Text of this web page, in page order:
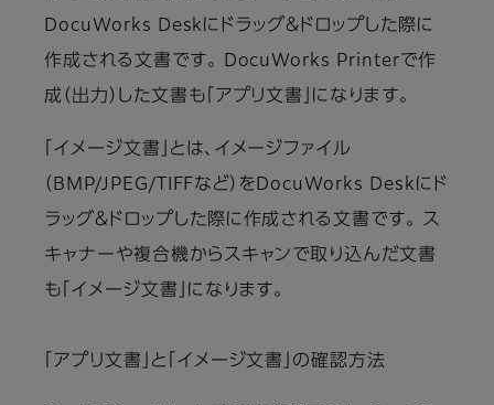
DocuWorks Deskにドラッグ＆ドロップした際に
作成される文書です。 DocuWorks Printerで作
成（出力）した文書も「アプリ文書」になります。
「イメージ文書」とは、イメージファイル
（BMP/JPEG/TIFFなど）をDocuWorks Deskにド
ラッグ＆ドロップした際に作成される文書です。 ス
キャナーや複合機からスキャンで取り込んだ文書
も「イメージ文書」になります。
「アプリ文書」と「イメージ文書」の確認方法